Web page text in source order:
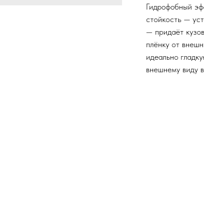
Гидрофобный
стойкость —
— придаёт
плёнку от
идеально
внешнему виду